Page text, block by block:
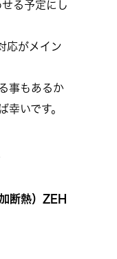
る予定にし
応がメイン
事もあるか
幸いです。
断熱）ZEH